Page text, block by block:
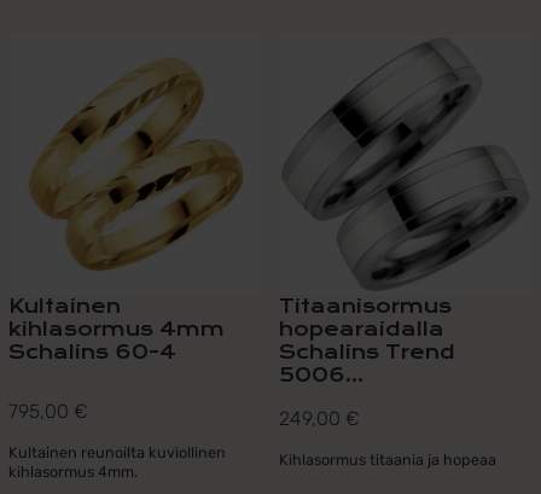
Kultainen
kihlasormus 4mm
Schalins 60-4
795,00 €
Kultainen reunoilta kuviollinen
kihlasormus 4mm.
Titaanisormus
hopearaidalla
Schalins Trend
5006...
249,00 €
Kihlasormus titaania ja hopeaa